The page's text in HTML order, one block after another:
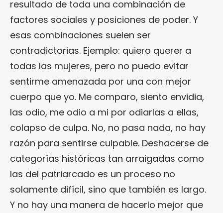
resultado de toda una combinación de
factores sociales y posiciones de poder. Y
esas combinaciones suelen ser
contradictorias. Ejemplo: quiero querer a
todas las mujeres, pero no puedo evitar
sentirme amenazada por una con mejor
cuerpo que yo. Me comparo, siento envidia,
las odio, me odio a mi por odiarlas a ellas,
colapso de culpa. No, no pasa nada, no hay
razón para sentirse culpable. Deshacerse de
categorías históricas tan arraigadas como
las del patriarcado es un proceso no
solamente difícil, sino que también es largo.
Y no hay una manera de hacerlo mejor que